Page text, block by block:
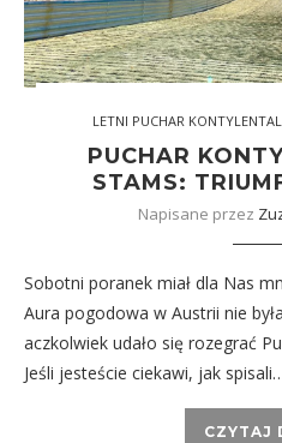
LETNI PUCHAR
PUCHAR
STAMS:
Napisane przez
Sobotni poranek miał dla Nas
Aura pogodowa w Austrii nie
aczkolwiek udało się rozegrać
Jeśli jesteście ciekawi, jak
CZYTAJ